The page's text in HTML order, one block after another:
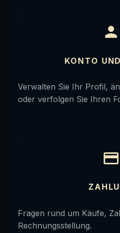
KONTO
Verwalten Sie Ihr Profil,
oder verfolgen Sie Ihren
Fragen rund um Käufe,
Rechnungsstellung.